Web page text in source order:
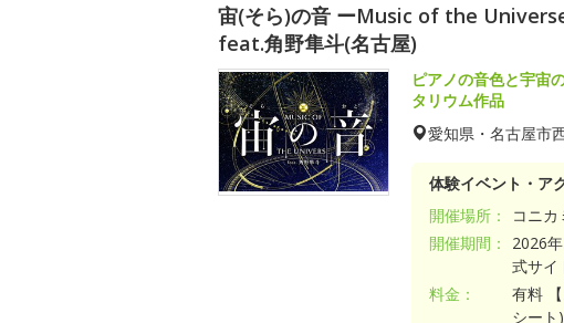
宙(そら)の音 ーMusic of the
feat.角野隼斗(名古屋)
ピアノの音色と宇宙
タリウム作品
愛知県・名古屋市
体験イベント・ア
開催場所：
コニ
開催期間：
2026
式サイ
料金：
有料
シート